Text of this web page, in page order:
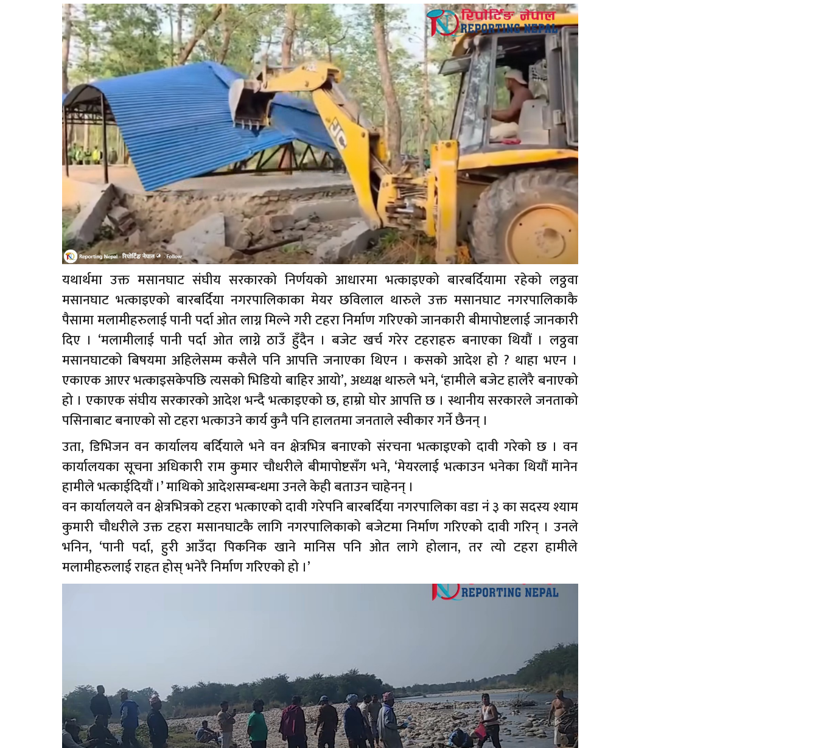
यथार्थमा उक्त मसानघाट संघीय सरकारको निर्णयको आधारमा भत्काइएको बारबर्दियामा रहेको लठ्ठवा
मसानघाट भत्काइएको बारबर्दिया नगरपालिकाका मेयर छविलाल थारुले उक्त मसानघाट नगरपालिकाकै
पैसामा मलामीहरुलाई पानी पर्दा ओत लाग्न मिल्ने गरी टहरा निर्माण गरिएको जानकारी बीमापोष्टलाई जानकारी
दिए । ‘मलामीलाई पानी पर्दा ओत लाग्ने ठाउँ हुँदैन । बजेट खर्च गरेर टहराहरु बनाएका थियौं । लठ्ठवा
मसानघाटको बिषयमा अहिलेसम्म कसैले पनि आपत्ति जनाएका थिएन । कसको आदेश हो ? थाहा भएन ।
एकाएक आएर भत्काइसकेपछि त्यसको भिडियो बाहिर आयो’, अध्यक्ष थारुले भने, ‘हामीले बजेट हालेरै बनाएको
हो । एकाएक संघीय सरकारको आदेश भन्दै भत्काइएको छ, हाम्रो घोर आपत्ति छ । स्थानीय सरकारले जनताको
पसिनाबाट बनाएको सो टहरा भत्काउने कार्य कुनै पनि हालतमा जनताले स्वीकार गर्ने छैनन् ।
उता, डिभिजन वन कार्यालय बर्दियाले भने वन क्षेत्रभित्र बनाएको संरचना भत्काइएको दावी गरेको छ । वन
कार्यालयका सूचना अधिकारी राम कुमार चौधरीले बीमापोष्टसँग भने, ‘मेयरलाई भत्काउन भनेका थियौं मानेन
हामीले भत्काईदियौं ।’ माथिको आदेशसम्बन्धमा उनले केही बताउन चाहेनन् ।
वन कार्यालयले वन क्षेत्रभित्रको टहरा भत्काएको दावी गरेपनि बारबर्दिया नगरपालिका वडा नं ३ का सदस्य श्याम
कुमारी चौधरीले उक्त टहरा मसानघाटकै लागि नगरपालिकाको बजेटमा निर्माण गरिएको दावी गरिन् । उनले
भनिन, ‘पानी पर्दा, हुरी आउँदा पिकनिक खाने मानिस पनि ओत लागे होलान, तर त्यो टहरा हामीले
मलामीहरुलाई राहत होस् भनेरै निर्माण गरिएको हो ।’